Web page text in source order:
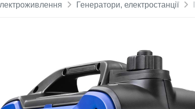
Генератори, електростанції